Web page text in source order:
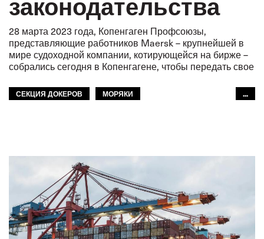
28 марта 2023 года, Копенгаген Профсоюзы,
представляющие работников Maersk – крупнейшей в
мире судоходной компании, котирующейся на бирже –
собрались сегодня в Копенгагене, чтобы передать свое
СЕКЦИЯ ДОКЕРОВ
МОРЯКИ
...